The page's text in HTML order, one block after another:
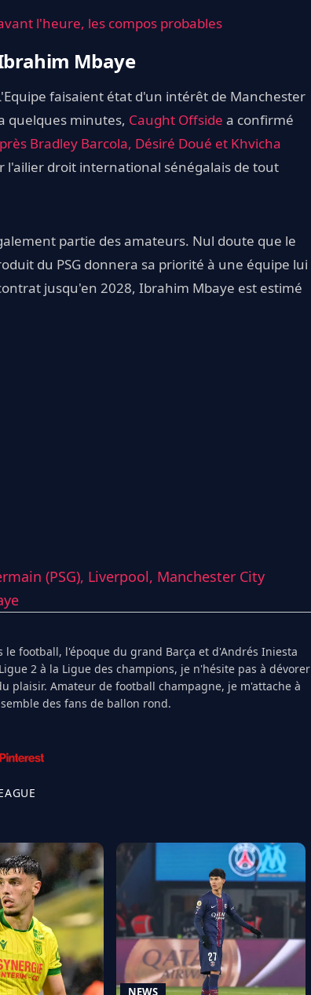
l'heure, les compos probables
Mbaye
faisaient état d'un intérêt de Manchester
quelques minutes, Caught Offside a confirmé
Bradley Barcola, Désiré Doué et Khvicha
l'ailier droit international sénégalais de tout
partie des amateurs. Nul doute que le
du PSG donnera sa priorité à une équipe lui
jusqu'en 2028, Ibrahim Mbaye est estimé
(PSG), Liverpool, Manchester City
le football, l'époque du grand Barça et d'Andrés Iniesta
2 à la Ligue des champions, je n'hésite pas à dévorer
plaisir. Amateur de football champagne, je m'attache à
des fans de ballon rond.
NEWS